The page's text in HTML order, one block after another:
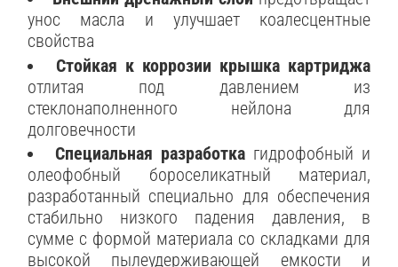
унос масла и улучшает коалесцентные
свойства
Стойкая к коррозии крышка картриджа
отлитая под давлением из
стеклонаполненного нейлона для
долговечности
Специальная разработка гидрофобный и
олеофобный бороселикатный материал,
разработанный специально для обеспечения
стабильно низкого падения давления, в
сумме с формой материала со складками для
высокой пылеудерживающей емкости и